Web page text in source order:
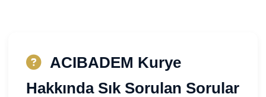
ACIBADEM Kurye
Hakkında Sık Sorulan Sorular